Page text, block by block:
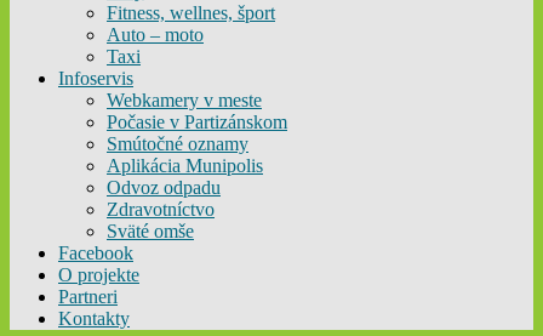
Fitness, wellnes, šport
Auto – moto
Taxi
Infoservis
Webkamery v meste
Počasie v Partizánskom
Smútočné oznamy
Aplikácia Munipolis
Odvoz odpadu
Zdravotníctvo
Sväté omše
Facebook
O projekte
Partneri
Kontakty